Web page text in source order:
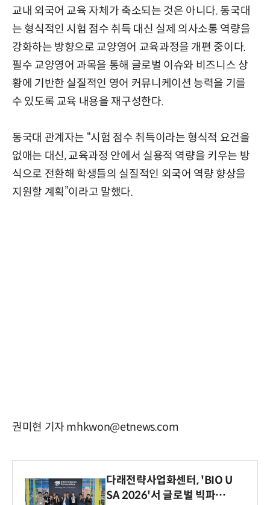
교내 외국어 교육 자체가 축소되는 것은 아니다. 동국대
는 형식적인 시험 점수 취득 대신 실제 의사소통 역량을
강화하는 방향으로 교양영어 교육과정을 개편 중이다.
필수 교양영어 과목을 통해 글로벌 이슈와 비즈니스 상
황에 기반한 실질적인 영어 커뮤니케이션 능력을 기를
수 있도록 교육 내용을 재구성한다.
동국대 관계자는 “시험 점수 취득이라는 형식적 요건을
없애는 대신, 교육과정 안에서 실용적 역량을 키우는 방
식으로 전환해 학생들의 실질적인 외국어 역량 향상을
지원할 계획”이라고 말했다.
권미현 기자 mhkwon@etnews.com
다래전략사업화센터, 'BIO U
SA 2026'서 글로벌 빅파마